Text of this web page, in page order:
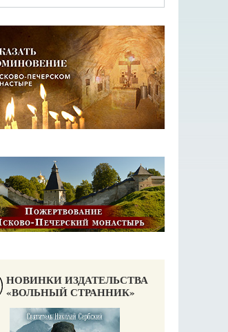
НОВИНКИ ИЗДАТЕЛЬСТВА
«ВОЛЬНЫЙ СТРАННИК»